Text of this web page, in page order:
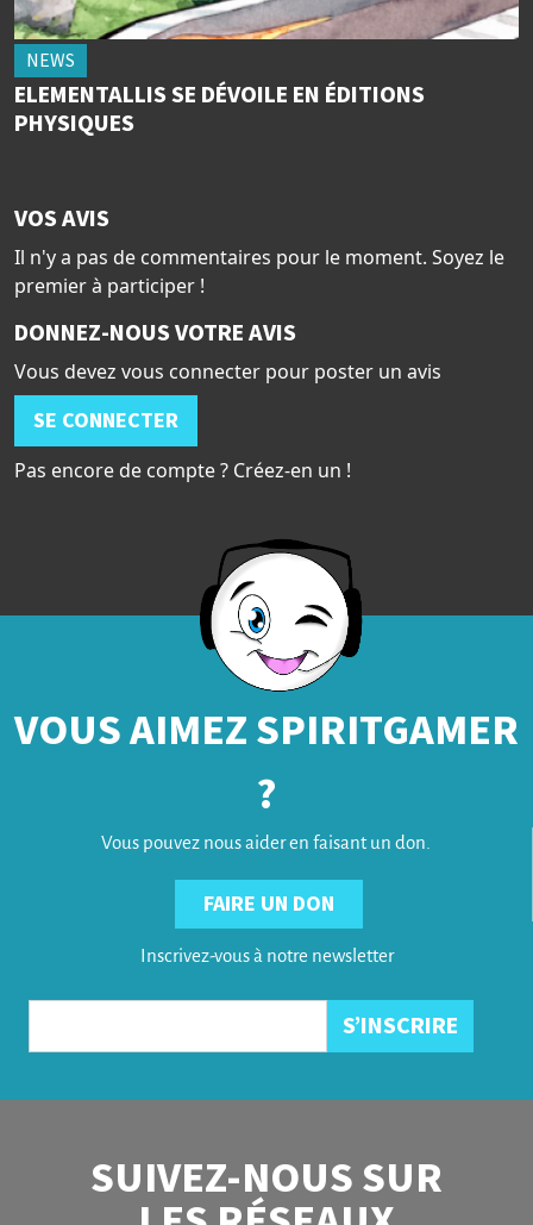
NEWS
ELEMENTALLIS SE DÉVOILE EN ÉDITIONS
PHYSIQUES
VOS AVIS
Il n'y a pas de commentaires pour le moment. Soyez le
premier à participer !
DONNEZ-NOUS VOTRE AVIS
Vous devez vous connecter pour poster un avis
SE CONNECTER
Pas encore de compte ? Créez-en un !
VOUS AIMEZ SPIRITGAMER
?
Vous pouvez nous aider en faisant un don.
FAIRE UN DON
Inscrivez-vous à notre newsletter
SUIVEZ-NOUS SUR